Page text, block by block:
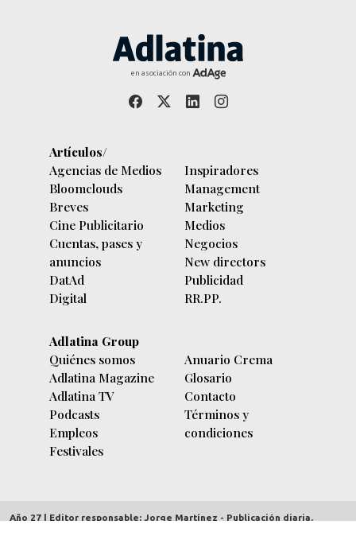
en asociación con
Artículos/
Agencias de Medios
Bloomclouds
Breves
Cine Publicitario
Cuentas, pases y
anuncios
DatAd
Digital
Inspiradores
Management
Marketing
Medios
Negocios
New directors
Publicidad
RR.PP.
Adlatina Group
Quiénes somos
Adlatina Magazine
Adlatina TV
Podcasts
Empleos
Festivales
Anuario Crema
Glosario
Contacto
Términos y
condiciones
Año 27 | Editor responsable: Jorge Martínez - Publicación diaria.